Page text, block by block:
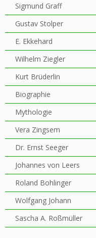
Sigmund Graff
Gustav Stolper
E. Ekkehard
Wilhelm Ziegler
Kurt Brüderlin
Biographie
Mythologie
Vera Zingsem
Dr. Ernst Seeger
Johannes von Leers
Roland Bohlinger
Wolfgang Johann
Sascha A. Roßmüller